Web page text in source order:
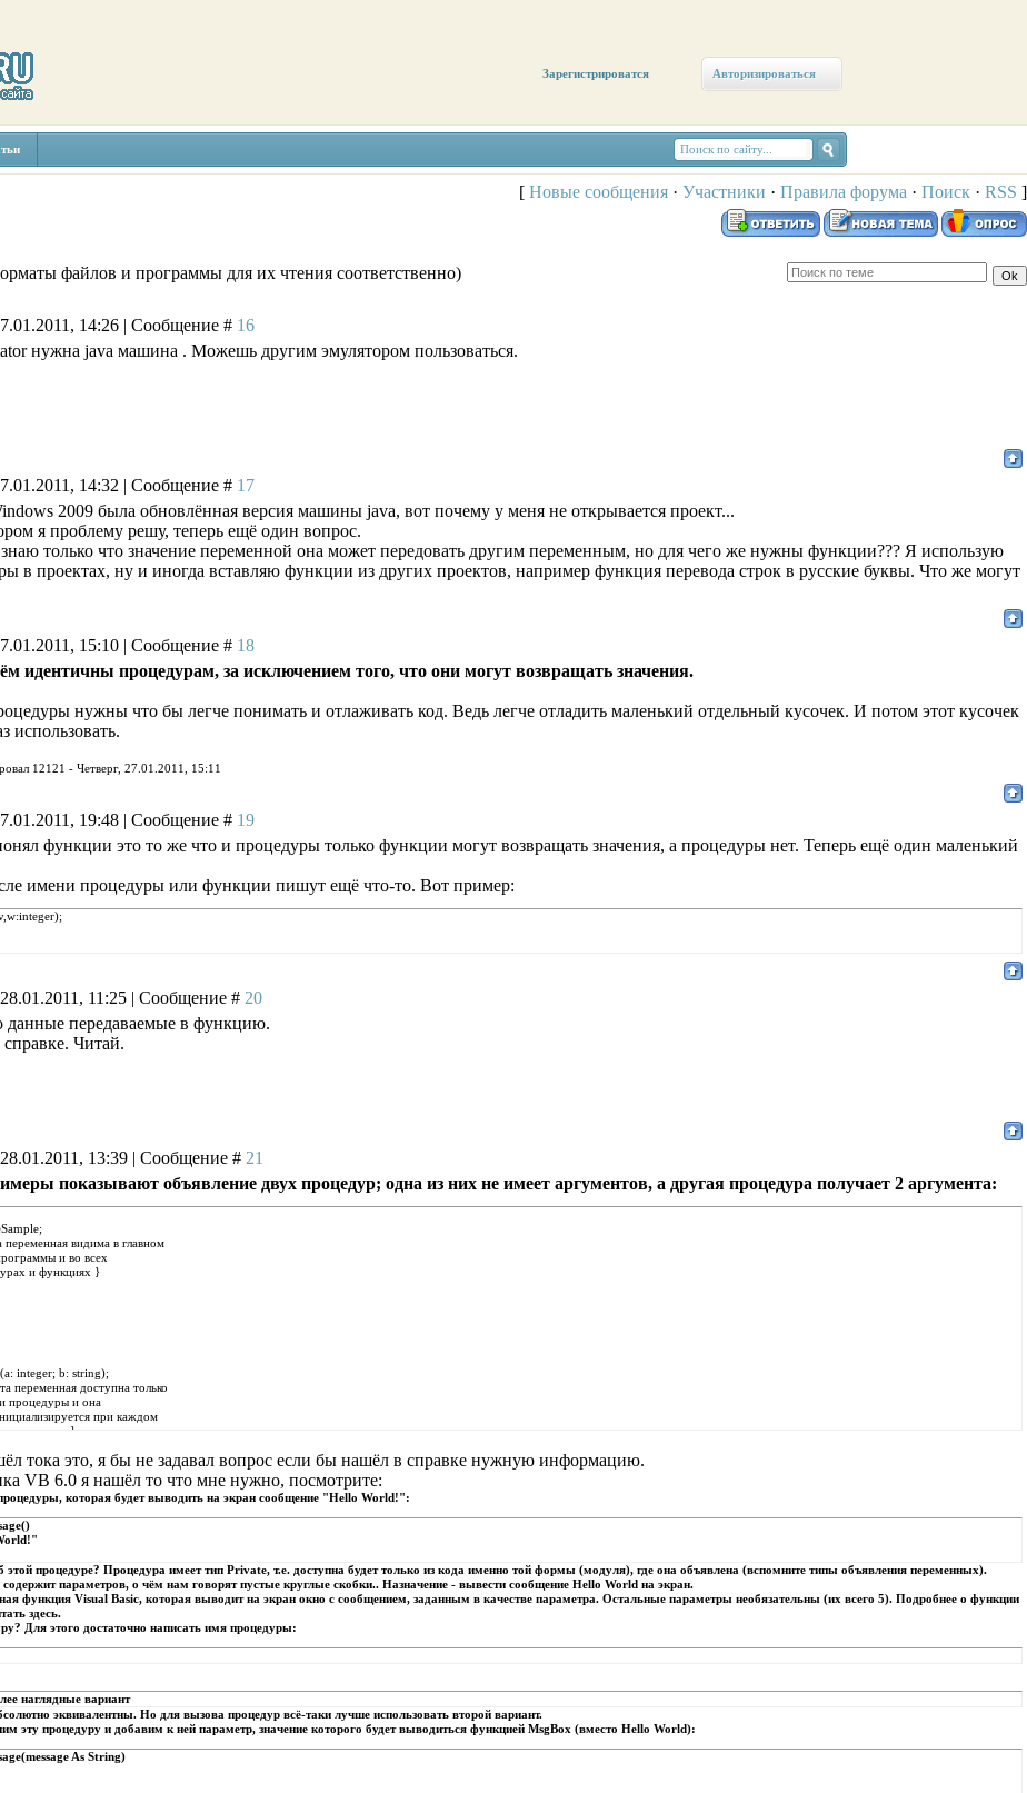
Зарегистрироватся Авторизироваться
[ Новые сообщения · Участники · Правила форума · Поиск · RSS ]
файлов и программы для их чтения соответственно)
14:26 | Сообщение # 16
нужна java машина . Можешь другим эмулятором пользоваться.
14:32 | Сообщение # 17
2009 была обновлённая версия машины java, вот почему у меня не открывается проект...
я проблему решу, теперь ещё один вопрос.
только что значение переменной она может передовать другим переменным, но для чего же нужны функции??? Я использую
в проектах, ну и иногда вставляю функции из других проектов, например функция перевода строк в русские буквы. Что же могут
15:10 | Сообщение # 18
идентичны процедурам, за исключением того, что они могут возвращать значения.
нужны что бы легче понимать и отлаживать код. Ведь легче отладить маленький отдельный кусочек. И потом этот кусочек
использовать.
12121 - Четверг, 27.01.2011, 15:11
19:48 | Сообщение # 19
функции это то же что и процедуры только функции могут возвращать значения, а процедуры нет. Теперь ещё один маленький
имени процедуры или функции пишут ещё что-то. Вот пример:
11:25 | Сообщение # 20
данные передаваемые в функцию.
справке. Читай.
13:39 | Сообщение # 21
показывают объявление двух процедур; одна из них не имеет аргументов, а другая процедура получает 2 аргумента:
видима в главном
и во всех
функциях }
integer; b: string);
переменная доступна только
и она
при каждом
}
первую процедуру }
{ вызываем вторую процедуру }
тока это, я бы не задавал вопрос если бы нашёл в справке нужную информацию.
VB 6.0 я нашёл то что мне нужно, посмотрите:
которая будет выводить на экран сообщение "Hello World!":
этой процедуре? Процедура имеет тип Private, т.е. доступна будет только из кода именно той формы (модуля), где она объявлена (вспомните типы объявления переменных).
параметров, о чём нам говорят пустые круглые скобки.. Назначение - вывести сообщение Hello World на экран.
функция Visual Basic, которая выводит на экран окно с сообщением, заданным в качестве параметра. Остальные параметры необязательны (их всего 5). Подробнее о функции
здесь.
Для этого достаточно написать имя процедуры:
наглядные вариант
эквивалентны. Но для вызова процедур всё-таки лучше использовать второй вариант.
эту процедуру и добавим к ней параметр, значение которого будет выводиться функцией MsgBox (вместо Hello World):
As String)